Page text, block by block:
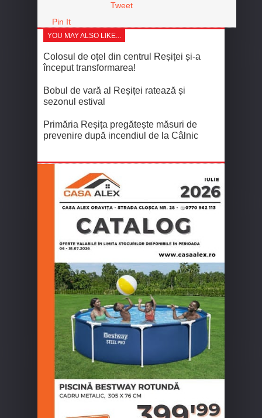
Tweet
Pin It
YOU MAY ALSO LIKE...
Colosul de oțel din centrul Reșiței și-a
început transformarea!
Bobul de vară al Reșiței ratează și
sezonul estival
Primăria Reșița pregătește măsuri de
prevenire după incendiul de la Câlnic